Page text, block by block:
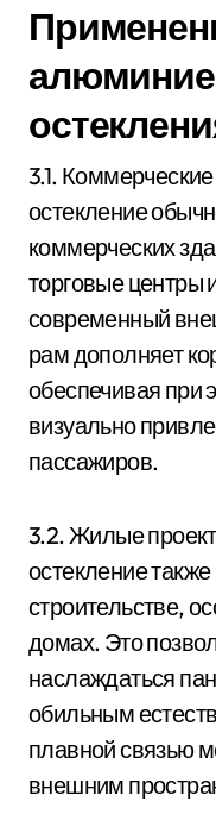
3.1.
остекление
коммерческих
торговые центры
современный
рам дополняет
обеспечивая при
визуально
пассажиров.
3.2. Жилые
остекление
строительстве,
домах. Это
наслаждаться
обильным
плавной связью
внешним